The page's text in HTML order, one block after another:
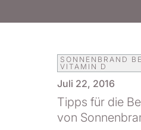
Juli 22, 2016
Tipps für die
von
SONNENBRAND
VITAMIN D